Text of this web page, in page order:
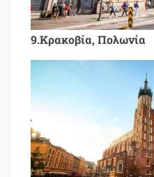
9.Κρακοβία, Πολωνία